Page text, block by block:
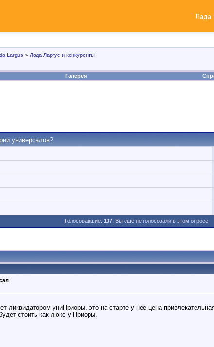
Лада
Largus > Лада Ларгус и конкуренты
Галерея
универсалов?
Голосовавшие: 107. Вы ещё не голосовали в этом опросе
ликвидатором униПриоры, это на старте у нее цена
стоить как люкс у Приоры.